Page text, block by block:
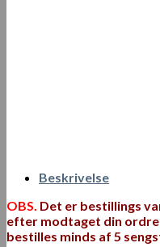
Beskrivelse
OBS. Det er bestillings
efter modtaget din ordre
bestilles minds af 5